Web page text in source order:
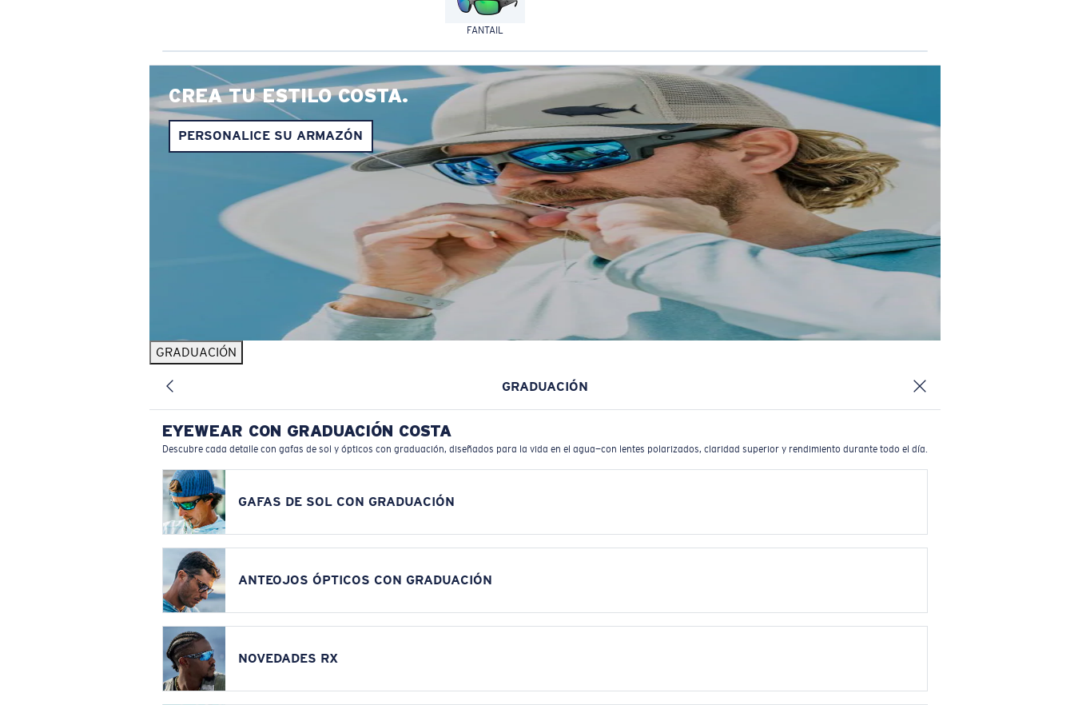
FANTAIL
CREA TU ESTILO COSTA.
PERSONALICE SU ARMAZÓN
GRADUACIÓN
GRADUACIÓN
EYEWEAR CON GRADUACIÓN COSTA
Descubre cada detalle con gafas de sol y ópticos con graduación, diseñados para la vida en el agua—con lentes polarizados, claridad superior y rendimiento durante todo el día.
GAFAS DE SOL CON GRADUACIÓN
ANTEOJOS ÓPTICOS CON GRADUACIÓN
NOVEDADES RX